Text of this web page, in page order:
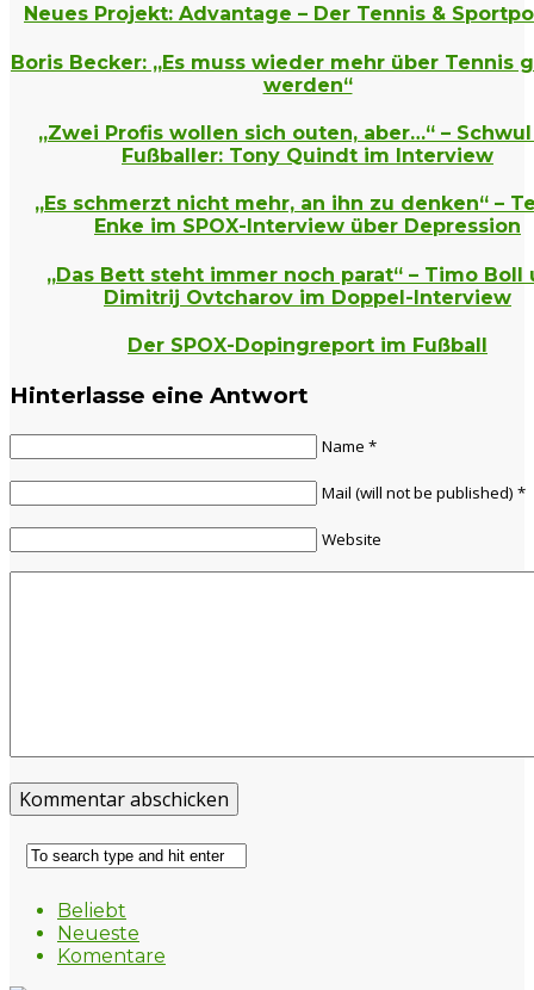
Neues Projekt: Advantage – Der Tennis &
Boris Becker: „Es muss wieder mehr über Tennis
werden“
„Zwei Profis wollen sich outen, aber…“ –
Fußballer: Tony Quindt im Interview
„Es schmerzt nicht mehr, an ihn zu denken“ –
Enke im SPOX-Interview über Depression
„Das Bett steht immer noch parat“ – Timo Boll
Dimitrij Ovtcharov im Doppel-Interview
Der SPOX-Dopingreport im Fußball
Hinterlasse eine Antwort
Name *
Mail (will not be published) *
Website
Beliebt
Neueste
Komentare